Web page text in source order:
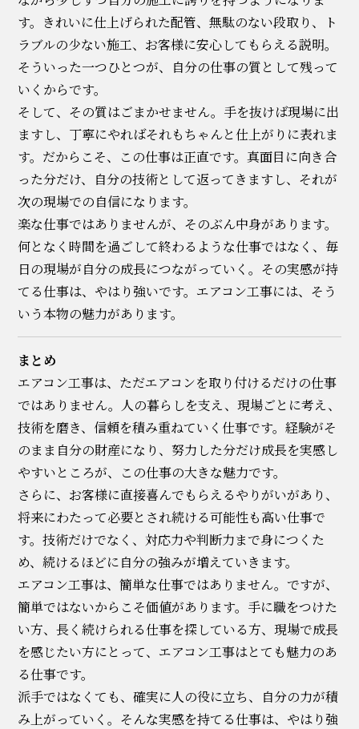
す。きれいに仕上げられた配管、無駄のない段取り、ト
ラブルの少ない施工、お客様に安心してもらえる説明。
そういった一つひとつが、自分の仕事の質として残って
いくからです。
そして、その質はごまかせません。手を抜けば現場に出
ますし、丁寧にやればそれもちゃんと仕上がりに表れま
す。だからこそ、この仕事は正直です。真面目に向き合
った分だけ、自分の技術として返ってきますし、それが
次の現場での自信になります。
楽な仕事ではありませんが、そのぶん中身があります。
何となく時間を過ごして終わるような仕事ではなく、毎
日の現場が自分の成長につながっていく。その実感が持
てる仕事は、やはり強いです。エアコン工事には、そう
いう本物の魅力があります。
まとめ
エアコン工事は、ただエアコンを取り付けるだけの仕事
ではありません。人の暮らしを支え、現場ごとに考え、
技術を磨き、信頼を積み重ねていく仕事です。経験がそ
のまま自分の財産になり、努力した分だけ成長を実感し
やすいところが、この仕事の大きな魅力です。
さらに、お客様に直接喜んでもらえるやりがいがあり、
将来にわたって必要とされ続ける可能性も高い仕事で
す。技術だけでなく、対応力や判断力まで身につくた
め、続けるほどに自分の強みが増えていきます。
エアコン工事は、簡単な仕事ではありません。ですが、
簡単ではないからこそ価値があります。手に職をつけた
い方、長く続けられる仕事を探している方、現場で成長
を感じたい方にとって、エアコン工事はとても魅力のあ
る仕事です。
派手ではなくても、確実に人の役に立ち、自分の力が積
み上がっていく。そんな実感を持てる仕事は、やはり強